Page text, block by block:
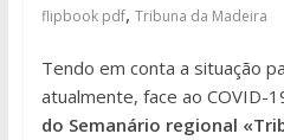
flipbook pdf, Tribuna da Madeira
Tendo em conta a situação
atualmente, face ao COVID-
do Semanário regional